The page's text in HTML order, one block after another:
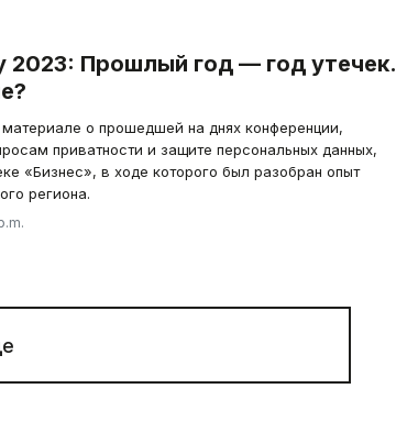
2023: Прошлый год — год утечек.
о прошедшей на днях конференции,
приватности и защите персональных данных,
«Бизнес», в ходе которого был разобран опыт
региона.